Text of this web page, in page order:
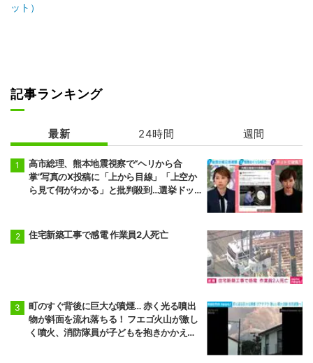
ット）
記事ランキング
最新 24時間 週間
高市総理、熊本地震視察で“ヘリから合
掌”写真のX投稿に「上から目線」「上空か
ら見て何がわかる」と批判殺到…選挙ドッ
住宅新築工事で感電 作業員2人死亡
町のすぐ背後に巨大な噴煙… 赤く光る噴出
物が斜面を流れ落ちる！ フエゴ火山が激し
く噴火、消防隊員が子どもを抱きかかえ夜